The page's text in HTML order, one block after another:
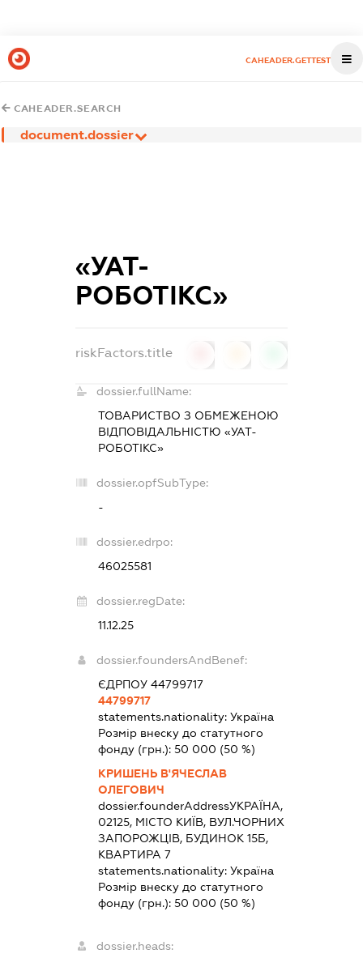
CAHEADER.GETTEST
CAHEADER.SEARCH
document.dossier
«УАТ-
РОБОТІКС»
riskFactors.title
dossier.fullName:
ТОВАРИСТВО З ОБМЕЖЕНОЮ
ВІДПОВІДАЛЬНІСТЮ «УАТ-
РОБОТІКС»
dossier.opfSubType:
-
dossier.edrpo:
46025581
dossier.regDate:
11.12.25
dossier.foundersAndBenef:
ЄДРПОУ 44799717
44799717
statements.nationality:Україна
Розмір внеску до статутного
фонду (грн.):50 000 (50 %)
КРИШЕНЬ В'ЯЧЕСЛАВ
ОЛЕГОВИЧ
dossier.founderAddressУКРАЇНА,
02125, МІСТО КИЇВ, ВУЛ.ЧОРНИХ
ЗАПОРОЖЦІВ, БУДИНОК 15Б,
КВАРТИРА 7
statements.nationality:Україна
Розмір внеску до статутного
фонду (грн.):50 000 (50 %)
dossier.heads: